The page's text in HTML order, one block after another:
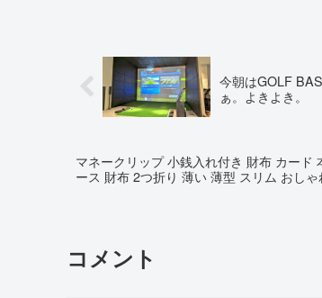
今朝はGOLF
ぁ。よきよき。
マネークリップ 小銭入れ付き 財布 カー
ース 財布 2つ折り 薄い 薄型 スリム おし
コメント